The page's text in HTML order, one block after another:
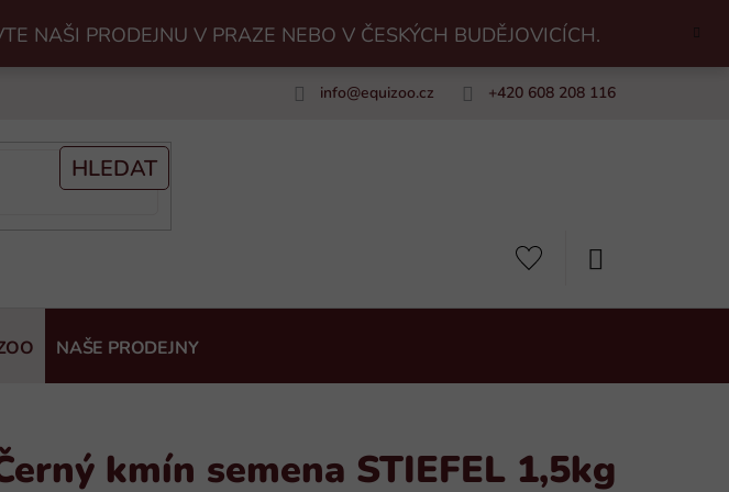
NAŠI PRODEJNU V PRAZE NEBO V ČESKÝCH BUDĚJOVICÍCH.
info@equizoo.cz +420 608 208 116
HLEDAT
NAŠE PRODEJNY
kmín semena STIEFEL 1,5kg